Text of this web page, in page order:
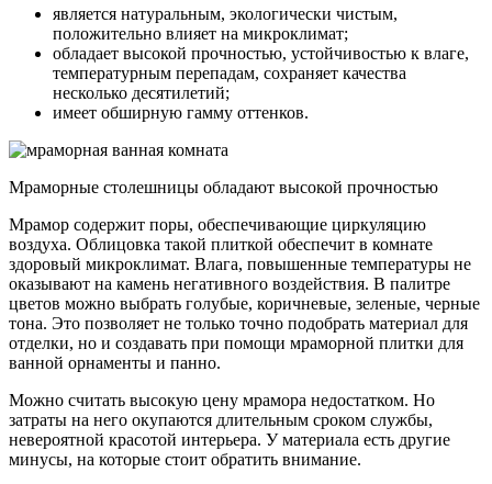
является натуральным, экологически чистым,
положительно влияет на микроклимат;
обладает высокой прочностью, устойчивостью к влаге,
температурным перепадам, сохраняет качества
несколько десятилетий;
имеет обширную гамму оттенков.
Мраморные столешницы обладают высокой прочностью
Мрамор содержит поры, обеспечивающие циркуляцию
воздуха. Облицовка такой плиткой обеспечит в комнате
здоровый микроклимат. Влага, повышенные температуры не
оказывают на камень негативного воздействия. В палитре
цветов можно выбрать голубые, коричневые, зеленые, черные
тона. Это позволяет не только точно подобрать материал для
отделки, но и создавать при помощи мраморной плитки для
ванной орнаменты и панно.
Можно считать высокую цену мрамора недостатком. Но
затраты на него окупаются длительным сроком службы,
невероятной красотой интерьера. У материала есть другие
минусы, на которые стоит обратить внимание.